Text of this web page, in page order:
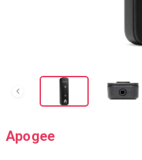
Apogee